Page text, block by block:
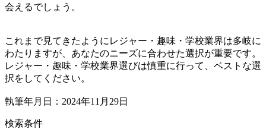
会えるでしょう。
これまで見てきたようにレジャー・趣味・学校業界は多岐に
わたりますが、あなたのニーズに合わせた選択が重要です。
レジャー・趣味・学校業界選びは慎重に行って、ベストな選
択をしてください。
執筆年月日：2024年11月29日
検索条件